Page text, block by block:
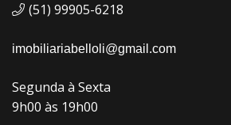
(51) 99905-6218
imobiliariabelloli@gmail.com
Segunda à Sexta
9h00 às 19h00